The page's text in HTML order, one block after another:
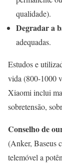
qualidade).
Degradar a
adequadas.
Estudos e
vida (800-1000
Xiaomi inclui
sobretensão,
Conselho de
(Anker, Baseus
telemóvel a